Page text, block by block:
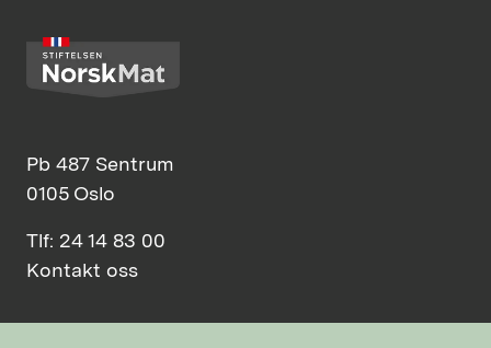
Pb 487 Sentrum
0105 Oslo
Tlf: 24 14 83 00
Kontakt oss